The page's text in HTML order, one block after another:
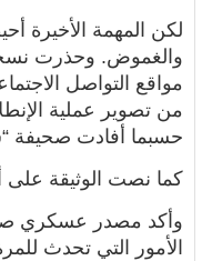
لكن المهمة الأخيرة
والغموض. وحذرت
مواقع التواصل
من تصوير عملية
حسبما أفادت صحيفة
كما نصت الوثيقة على
وأكد مصدر عسكري صحة
الأمور التي تحدث